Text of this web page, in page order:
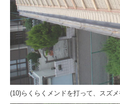
(10)らくらくメンドを打って、スズ